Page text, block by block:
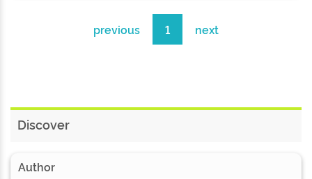
previous 1 next
Discover
Author